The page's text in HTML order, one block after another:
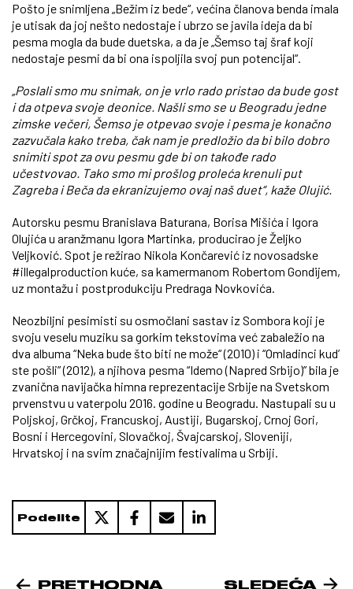
Pošto je snimljena „Bežim iz bede“, većina članova benda imala
je utisak da joj nešto nedostaje i ubrzo se javila ideja da bi
pesma mogla da bude duetska, a da je „Šemso taj šraf koji
nedostaje pesmi da bi ona ispoljila svoj pun potencijal“.
„Poslali smo mu snimak, on je vrlo rado pristao da bude gost
i da otpeva svoje deonice. Našli smo se u Beogradu jedne
zimske večeri, Šemso je otpevao svoje i pesma je konačno
zazvučala kako treba, čak nam je predložio da bi bilo dobro
snimiti spot za ovu pesmu gde bi on takođe rado
učestvovao. Tako smo mi prošlog proleća krenuli put
Zagreba i Beča da ekranizujemo ovaj naš duet“, kaže Olujić.
Autorsku pesmu Branislava Baturana, Borisa Mišića i Igora
Olujića u aranžmanu Igora Martinka, producirao je Željko
Veljković. Spot je režirao Nikola Končarević iz novosadske
#illegalproduction kuće, sa kamermanom Robertom Gondijem,
uz montažu i postprodukciju Predraga Novkovića.
Neozbiljni pesimisti su osmočlani sastav iz Sombora koji je
svoju veselu muziku sa gorkim tekstovima već zabaležio na
dva albuma “Neka bude što biti ne može“ (2010) i “Omladinci kud’
ste pošli” (2012), a njihova pesma “Idemo (Napred Srbijo)” bila je
zvanična navijačka himna reprezentacije Srbije na Svetskom
prvenstvu u vaterpolu 2016. godine u Beogradu. Nastupali su u
Poljskoj, Grčkoj, Francuskoj, Austiji, Bugarskoj, Crnoj Gori,
Bosni i Hercegovini, Slovačkoj, Švajcarskoj, Sloveniji,
Hrvatskoj i na svim značajnijim festivalima u Srbiji.
Podelite
PRETHODNA SLEDEĆA